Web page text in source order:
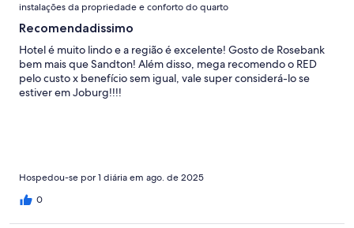
instalações da propriedade e conforto do quarto
Recomendadissimo
Hotel é muito lindo e a região é excelente! Gosto de Rosebank
bem mais que Sandton! Além disso, mega recomendo o RED
pelo custo x benefício sem igual, vale super considerá-lo se
estiver em Joburg!!!!
Hospedou-se por 1 diária em ago. de 2025
0